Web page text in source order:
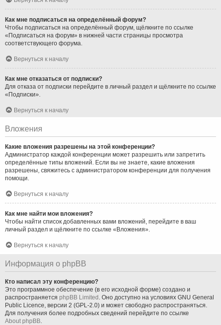
Как мне подписаться на определённый форум?
Чтобы подписаться на определённый форум, щёлкните по ссылке
«Подписаться на форум» в нижней части страницы просмотра
соответствующего форума.
Вернуться к началу
Как мне отказаться от подписки?
Для отказа от подписки перейдите в личный раздел и щёлкните по ссылке
«Подписки».
Вернуться к началу
Вложения
Какие вложения разрешены на этой конференции?
Администратор каждой конференции может разрешить или запретить
определённые типы вложений. Если вы не знаете, какие вложения
разрешены, свяжитесь с администратором конференции для получения
помощи.
Вернуться к началу
Как мне найти мои вложения?
Чтобы найти список добавленных вами вложений, перейдите в ваш
личный раздел и щёлкните по ссылке «Вложения».
Вернуться к началу
Информация о phpBB
Кто написал эту конференцию?
Это программное обеспечение (в его исходной форме) создано и
распространяется phpBB Limited . Оно доступно на условиях GNU General
Public Licence, версии 2 (GPL-2.0) и может свободно распространяться.
Для получения более подробных сведений перейдите по ссылке
About phpBB